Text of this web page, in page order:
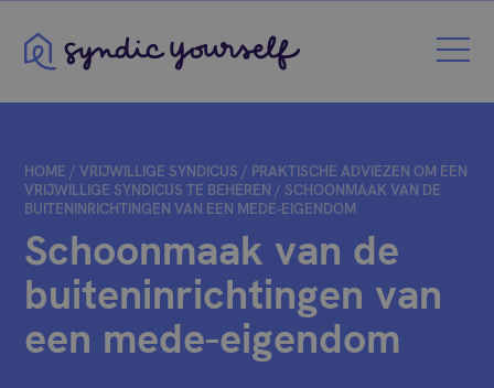
Syndic Yourself
HOME /VRIJWILLIGE SYNDICUS / PRAKTISCHE ADVIEZEN OM EEN
VRIJWILLIGE SYNDICUS TE BEHEREN / SCHOONMAAK VAN DE
BUITENINRICHTINGEN VAN EEN MEDE-EIGENDOM
Schoonmaak van de
buiteninrichtingen van
een mede-eigendom